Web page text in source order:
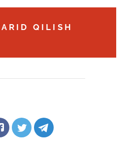
QILISH
tasdiqlang
YUBORISH
tasdiqlang